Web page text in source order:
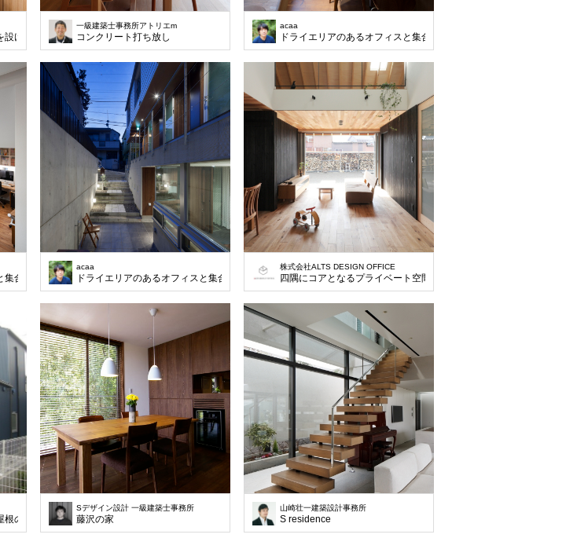
設けました
一級建築士事務所アトリエm
コンクリート打ち放し
acaa
ドライエリアのあるオフィスと集合住宅
合住宅
acaa
ドライエリアのあるオフィスと集合住宅
株式会社ALTS DESIGN OFFICE
四隅にコアとなるプライベート空間をもうけ、大屋根を掛けたデザイ
の平屋建てを組み合わせた外壁、屋根ともにガルバリウム鋼板のシンプルモダン住宅です。
Sデザイン設計 一級建築士事務所
藤沢の家
山崎壮一建築設計事務所
S residence